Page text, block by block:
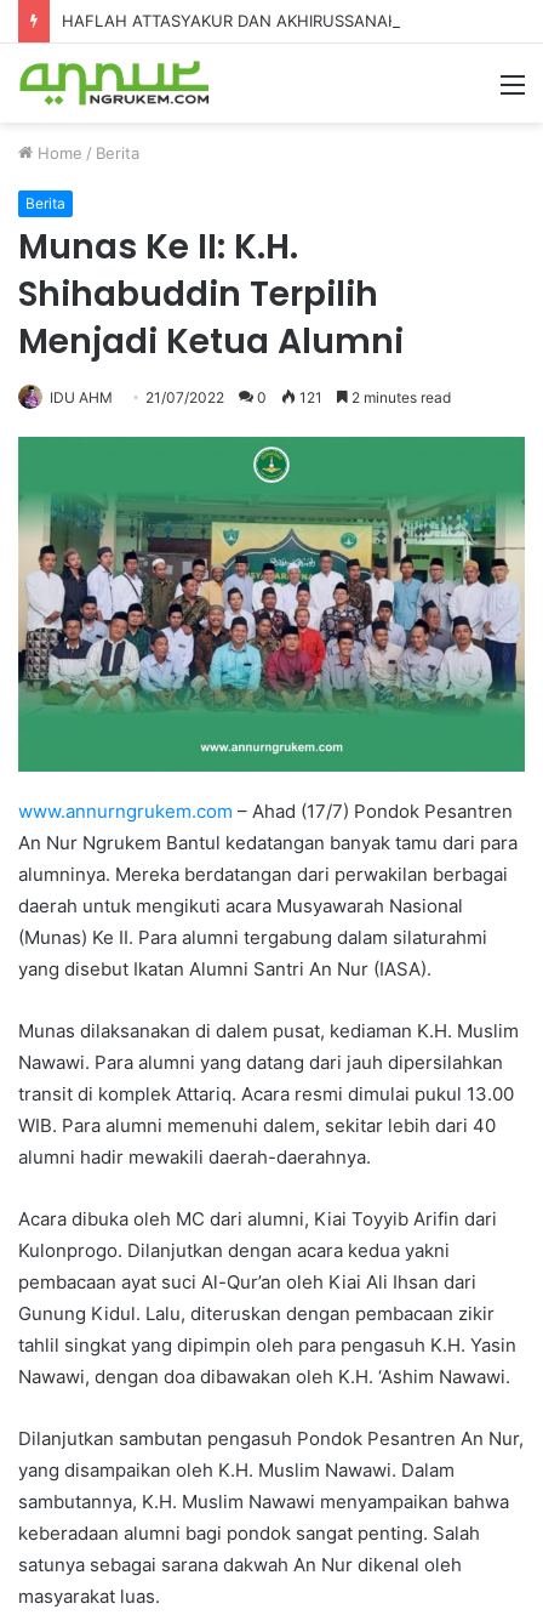
Home / Berita
Berita
Munas Ke II: K.H.
Shihabuddin Terpilih
Menjadi Ketua Alumni
IDU AHM 21/07/2022 0 121 2 minutes read
www.annurngrukem.com – Ahad (17/7) Pondok Pesantren
An Nur Ngrukem Bantul kedatangan banyak tamu dari para
alumninya. Mereka berdatangan dari perwakilan berbagai
daerah untuk mengikuti acara Musyawarah Nasional
(Munas) Ke II. Para alumni tergabung dalam silaturahmi
yang disebut Ikatan Alumni Santri An Nur (IASA).
Munas dilaksanakan di dalem pusat, kediaman K.H. Muslim
Nawawi. Para alumni yang datang dari jauh dipersilahkan
transit di komplek Attariq. Acara resmi dimulai pukul 13.00
WIB. Para alumni memenuhi dalem, sekitar lebih dari 40
alumni hadir mewakili daerah-daerahnya.
Acara dibuka oleh MC dari alumni, Kiai Toyyib Arifin dari
Kulonprogo. Dilanjutkan dengan acara kedua yakni
pembacaan ayat suci Al-Qur’an oleh Kiai Ali Ihsan dari
Gunung Kidul. Lalu, diteruskan dengan pembacaan zikir
tahlil singkat yang dipimpin oleh para pengasuh K.H. Yasin
Nawawi, dengan doa dibawakan oleh K.H. ‘Ashim Nawawi.
Dilanjutkan sambutan pengasuh Pondok Pesantren An Nur,
yang disampaikan oleh K.H. Muslim Nawawi. Dalam
sambutannya, K.H. Muslim Nawawi menyampaikan bahwa
keberadaan alumni bagi pondok sangat penting. Salah
satunya sebagai sarana dakwah An Nur dikenal oleh
masyarakat luas.